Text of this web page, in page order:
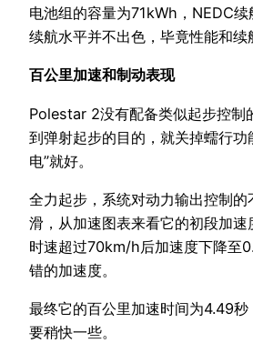
电池组的容量为71kWh，NEDC续
续航水平并不出色，毕竟性能和续
百公里加速和制动表现
Polestar 2没有配备类似起步控制
到弹射起步的目的，就关掉蠕行功
电”就好。
全力起步，系统对动力输出控制
滑，从加速图表来看它的初段加
时速超过70km/h后加速度下降至
错的加速度。
最终它的百公里加速时间为4.49
要稍快一些。